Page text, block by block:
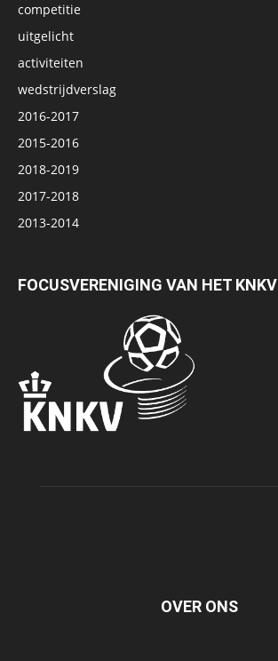
competitie
uitgelicht
activiteiten
wedstrijdverslag
2016-2017
2015-2016
2018-2019
2017-2018
2013-2014
FOCUSVERENIGING VAN HET KNKV
OVER ONS